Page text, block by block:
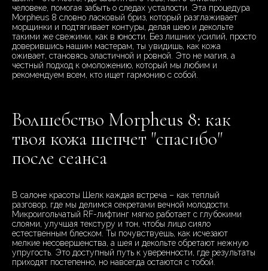
человеке, помогая забыть о следах усталости. Эта процедура
Morpheus 8 словно ласковый бриз, который разглаживает
морщинки и подтягивает контуры, делая шею и декольте
такими же свежими, как в юности. Без лишних усилий, просто
доверившись нашим мастерам, ты увидишь, как кожа
оживает, становясь эластичной и ровной. Это не магия, а
честный подход к омоложению, который мы любим и
рекомендуем всем, кто ищет гармонию с собой.
Волшебство Morpheus 8: как
твоя кожа шепчет "спасибо"
после сеанса
В салоне красоты Шелк каждая встреча – как теплый
разговор, где мы делимся секретами вечной молодости.
Микроигольчатый RF-лифтинг мягко работает с глубокими
слоями, улучшая текстуру и тон, чтобы лицо сияло
естественным блеском. Ты почувствуешь, как исчезают
мелкие несовершенства, а шея и декольте обретают нежную
упругость. Это доступный путь к уверенности, где результаты
приходят постепенно, но навсегда остаются с тобой.